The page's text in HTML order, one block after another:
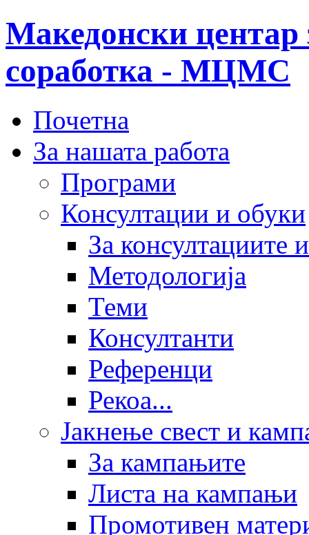
Македонски центар
соработка - МЦМС
Почетна
За нашата работа
Програми
Консултации и обуки
За консултациите
Методологија
Теми
Консултанти
Референци
Рекоа...
Јакнење свест и
За кампањите
Листа на кампањи
Промотивен